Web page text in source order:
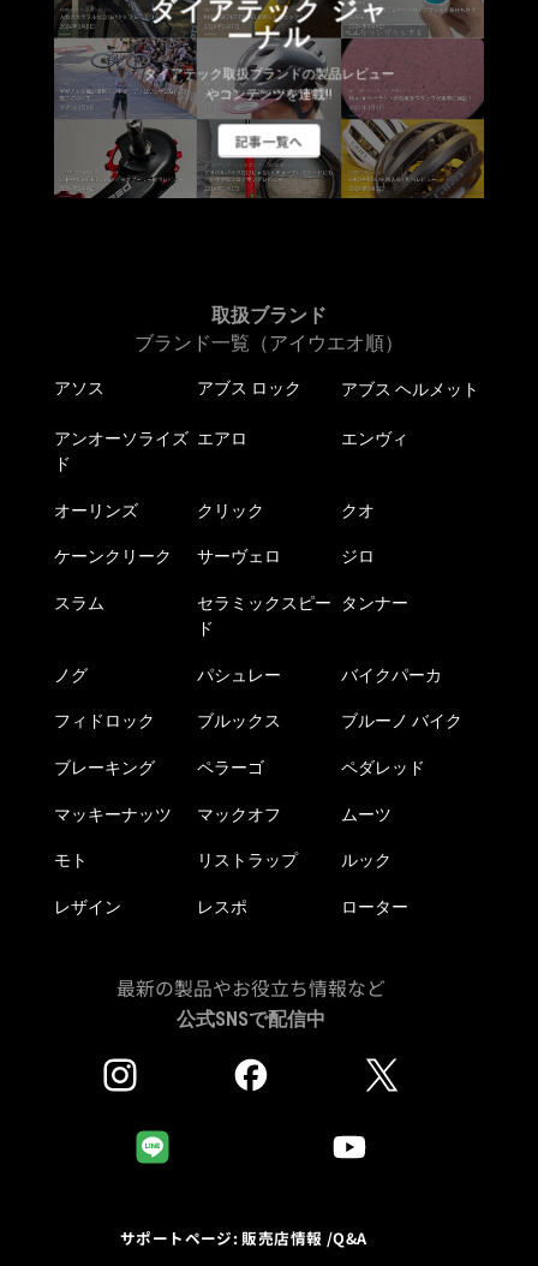
ダイアテック ジャ
ーナル
ダイアテック取扱ブランドの製品レビュー
やコンテンツを連載!!
記事一覧へ
取扱ブランド
ブランド一覧（アイウエオ順）
アソス アブス ロック アブス ヘルメット
アンオーソライズ
ド
エアロ エンヴィ
オーリンズ クリック クオ
ケーンクリーク サーヴェロ ジロ
スラム
セラミックスピー
ド
タンナー
ノグ パシュレー バイクパーカ
フィドロック ブルックス ブルーノ バイク
ブレーキング ペラーゴ ペダレッド
マッキーナッツ マックオフ ムーツ
モト リストラップ ルック
レザイン レスポ ローター
最新の製品やお役立ち情報など
公式SNSで配信中
サポートページ: 販売店情報 /Q&A